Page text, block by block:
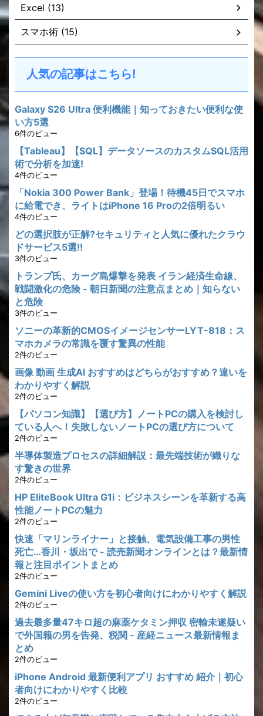
Excel (13)
スマホ術 (15)
人気の記事はこちら!
Galaxy S26 Ultra 便利機能｜知っておきたい便利な使
い方5選
6件のビュー
【Tableau】【SQL】データソースのカスタムSQL活用
術で分析を加速!
4件のビュー
「Nokia 300 Power Bank」登場！待機45日でスマホ
に給電でき、ライトはiPhone 16 Proの2倍明るい
4件のビュー
どの選択肢が正解?セキュリティと人気に優れたクラウ
ドサービス5選!!
3件のビュー
トランプ氏、カーグ島爆撃を発表 イラン経済生命線、
戦闘激化の危険 - 朝日新聞の注意点まとめ｜知らない
と危険
3件のビュー
ソニーの革新的CMOSイメージセンサーLYT-818：ス
マホカメラの常識を覆す驚異の性能
2件のビュー
画像 動画 生成AI おすすめはどちらがおすすめ？違いを
わかりやすく解説
2件のビュー
【パソコン知識】【選び方】ノートPCの購入を検討し
ている人へ！失敗しないノートPCの選び方について
2件のビュー
半導体製造プロセスの詳細解説：最先端技術が織りな
す驚きの世界
2件のビュー
HP EliteBook Ultra G1i：ビジネスシーンを革新する高
性能ノートPCの魅力
2件のビュー
快速「マリンライナー」と接触、電気設備工事の男性
死亡…香川・坂出で - 読売新聞オンラインとは？最新情
報と注目ポイントまとめ
2件のビュー
Gemini Liveの使い方を初心者向けにわかりやすく解説
2件のビュー
過去最多量47キロ超の麻薬ケタミン押収 密輸未遂疑い
で外国籍の男を告発、税関 - 産経ニュース最新情報ま
とめ
2件のビュー
iPhone Android 最新便利アプリ おすすめ 紹介｜初心
者向けにわかりやすく比較
2件のビュー